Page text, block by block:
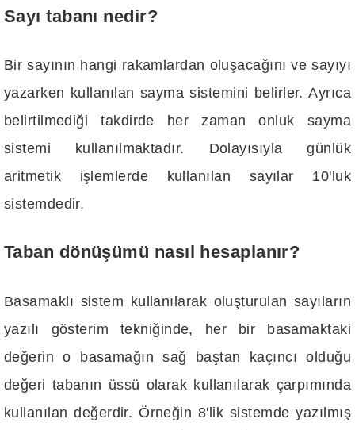
Sayı tabanı nedir?
Bir sayının hangi rakamlardan oluşacağını ve sayıyı
yazarken kullanılan sayma sistemini belirler. Ayrıca
belirtilmediği takdirde her zaman onluk sayma
sistemi kullanılmaktadır. Dolayısıyla günlük
aritmetik işlemlerde kullanılan sayılar 10'luk
sistemdedir.
Taban dönüşümü nasıl hesaplanır?
Basamaklı sistem kullanılarak oluşturulan sayıların
yazılı gösterim tekniğinde, her bir basamaktaki
değerin o basamağın sağ baştan kaçıncı olduğu
değeri tabanın üssü olarak kullanılarak çarpımında
kullanılan değerdir. Örneğin 8'lik sistemde yazılmış